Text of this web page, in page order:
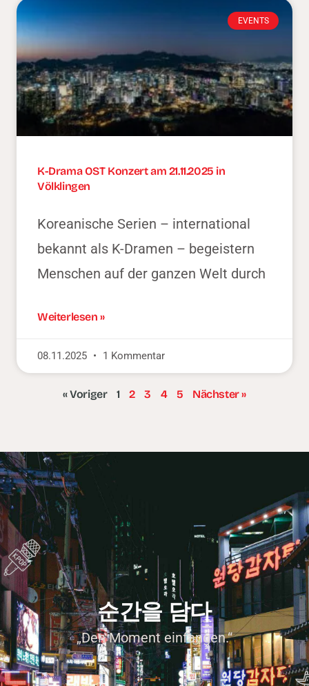
EVENTS
K-Drama OST Konzert am 21.11.2025 in
Völklingen
Koreanische Serien – international
bekannt als K-Dramen – begeistern
Menschen auf der ganzen Welt durch
Weiterlesen »
08.11.2025 1 Kommentar
« Voriger 1 2 3 4 5 Nächster »
순간을 담다
„Den Moment einfangen.“